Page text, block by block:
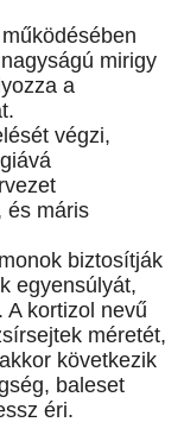
mirigy
a
végzi,
és máris
biztosítják
egyensúlyát,
A kortizol nevű
méretét,
következik
baleset
éri.